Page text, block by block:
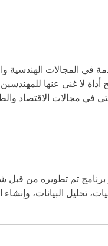
في المجالات الهندسية
أداة لا غنى عنها
في مجالات الاقتصاد
برنامج تم تطويره من قبل
تحليل البيانات، وإنشاء